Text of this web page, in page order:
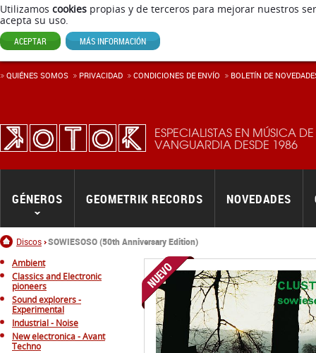
Utilizamos cookies propias y de terceros para mejorar nuestros
acepta su uso.
ACEPTAR MÁS INFORMACIÓN
ESPECIALISTAS EN MÚSICA DE
VANGUARDIA DESDE 1986
Inicio
Discos SOWIESOSO (50th Anniversary Edition)
GÉNEROS GEOMETRIK RECORDS NOVEDADES
QUIÉNES SOMOS PRIVACIDAD CONDICIONES DE ENVÍ­O BOLETÍN DE
Ambient
Classics and Electronic
pioneers
Sound explorers -
Experimental
Industrial - Noise
New electronica - Avant
Techno